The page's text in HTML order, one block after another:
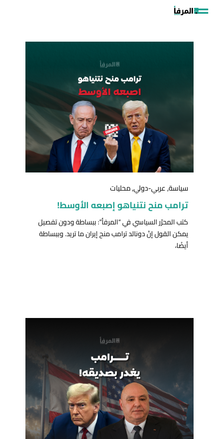
سياسة,عربي-دولي,محليات
ترامب منح نتنياهو إصبعه الأوسط!
كتب المحرّر السياسي في “المرفأ”: ببساطة ودون تفصيل
يمكن القول إنّ دونالد ترامب منح إيران ما تريد. وببساطة
أيضًا،